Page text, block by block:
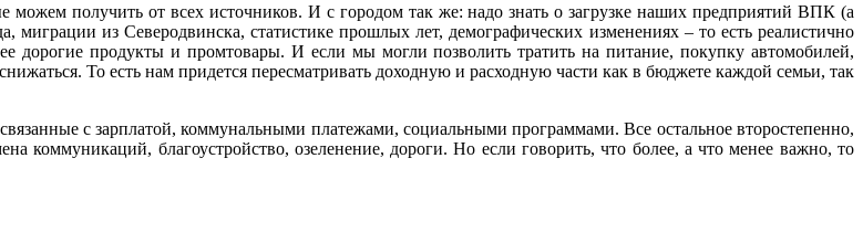
получить от всех источников. И с городом так же: надо знать о загрузке наших предприятий ВПК (а
из Северодвинска, статистике прошлых лет, демографических изменениях – то есть реалистично
дорогие продукты и промтовары. И если мы могли позволить тратить на питание, покупку автомобилей,
То есть нам придется пересматривать доходную и расходную части как в бюджете каждой семьи, так
с зарплатой, коммунальными платежами, социальными программами. Все остальное второстепенно,
коммуникаций, благоустройство, озеленение, дороги. Но если говорить, что более, а что менее важно, то